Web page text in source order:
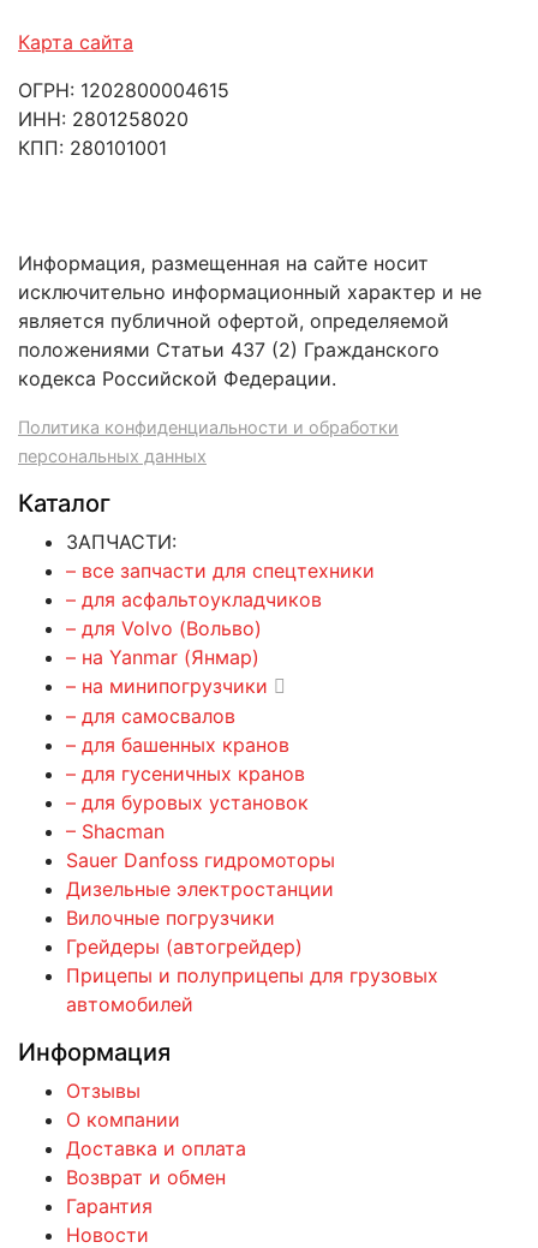
Карта сайта
ОГРН: 1202800004615
ИНН: 2801258020
КПП: 280101001
Информация, размещенная на сайте носит
исключительно информационный характер и не
является публичной офертой, определяемой
положениями Статьи 437 (2) Гражданского
кодекса Российской Федерации.
Политика конфиденциальности и обработки
персональных данных
Каталог
ЗАПЧАСТИ:
– все запчасти для спецтехники
– для асфальтоукладчиков
– для Volvo (Вольво)
– на Yanmar (Янмар)
– на минипогрузчики
– для самосвалов
– для башенных кранов
– для гусеничных кранов
– для буровых установок
– Shacman
Sauer Danfoss гидромоторы
Дизельные электростанции
Вилочные погрузчики
Грейдеры (автогрейдер)
Прицепы и полуприцепы для грузовых
автомобилей
Информация
Отзывы
О компании
Доставка и оплата
Возврат и обмен
Гарантия
Новости